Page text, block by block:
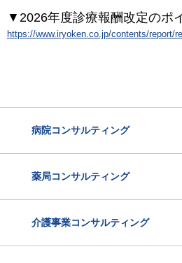
▼2026年度診療報酬改定のポ
https://www.iryoken.co.jp/contents/report/
病院コンサルティング
薬局コンサルティング
介護事業コンサルティング